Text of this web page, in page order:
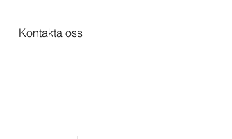
Kontakta oss